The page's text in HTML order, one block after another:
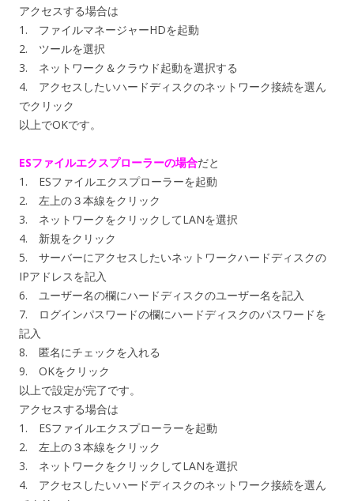
アクセスする場合は
1. ファイルマネージャーHDを起動
2. ツールを選択
3. ネットワーク＆クラウド起動を選択する
4. アクセスしたいハードディスクのネットワーク接続を選ん
でクリック
以上でOKです。
ESファイルエクスプローラーの場合だと
1. ESファイルエクスプローラーを起動
2. 左上の３本線をクリック
3. ネットワークをクリックしてLANを選択
4. 新規をクリック
5. サーバーにアクセスしたいネットワークハードディスクの
IPアドレスを記入
6. ユーザー名の欄にハードディスクのユーザー名を記入
7. ログインパスワードの欄にハードディスクのパスワードを
記入
8. 匿名にチェックを入れる
9. OKをクリック
以上で設定が完了です。
アクセスする場合は
1. ESファイルエクスプローラーを起動
2. 左上の３本線をクリック
3. ネットワークをクリックしてLANを選択
4. アクセスしたいハードディスクのネットワーク接続を選ん